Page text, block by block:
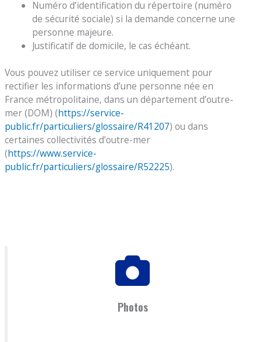
Numéro d’identification du répertoire (numéro
de sécurité sociale) si la demande concerne une
personne majeure.
Justificatif de domicile, le cas échéant.
Vous pouvez utiliser ce service uniquement pour
rectifier les informations d’une personne née en
France métropolitaine, dans un département d’outre-
mer (DOM) (https://service-
public.fr/particuliers/glossaire/R41207) ou dans
certaines collectivités d’outre-mer
(https://www.service-
public.fr/particuliers/glossaire/R52225).
Photos